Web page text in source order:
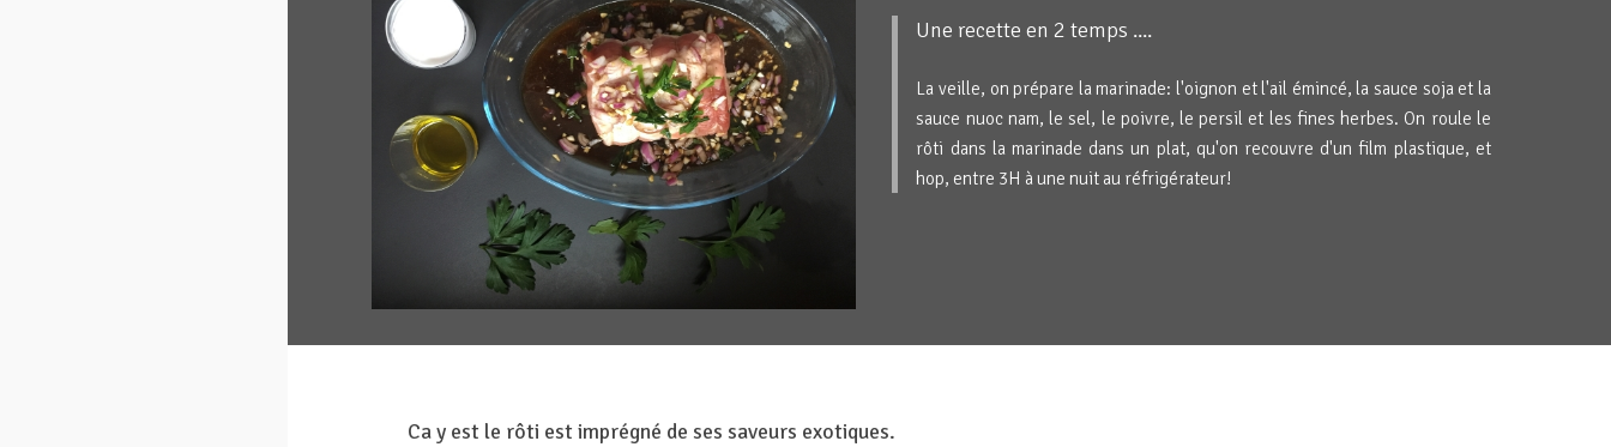
Une recette en 2 temps ....
La veille, on prépare la marinade: l'oignon et l'ail émincé, la sauce soja et la
sauce nuoc nam, le sel, le poivre, le persil et les fines herbes. On roule le
rôti dans la marinade dans un plat, qu'on recouvre d'un film plastique, et
hop, entre 3H à une nuit au réfrigérateur!
Ca y est le rôti est imprégné de ses saveurs exotiques.